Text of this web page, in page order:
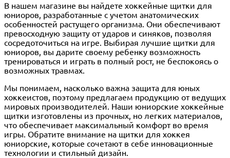
В нашем магазине вы найдете хоккейные щитки для
юниоров, разработанные с учетом анатомических
особенностей растущего организма. Они обеспечивают
превосходную защиту от ударов и синяков, позволяя
сосредоточиться на игре. Выбирая лучшие щитки для
юниоров, вы дарите своему ребенку возможность
тренироваться и играть в полный рост, не беспокоясь о
возможных травмах.
Мы понимаем, насколько важна защита для юных
хоккеистов, поэтому предлагаем продукцию от ведущих
мировых производителей. Наши юниорские хоккейные
щитки изготовлены из прочных, но легких материалов,
что обеспечивает максимальный комфорт во время
игры. Обратите внимание на щитки для хоккея
юниорские, которые сочетают в себе инновационные
технологии и стильный дизайн.